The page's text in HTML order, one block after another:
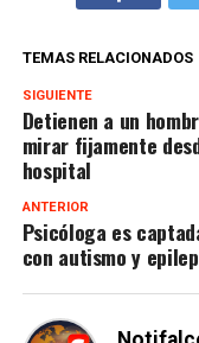
TEMAS RELACIONADOS
SIGUIENTE
Detienen a un
mirar fijamente
hospital
ANTERIOR
Psicóloga es
con autismo y